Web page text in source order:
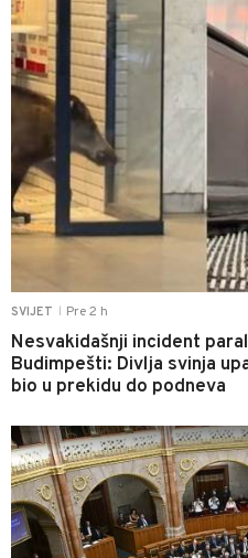
SVIJET Pre 2 h
Nesvakidašnji incident
Budimpešti: Divlja svinja
bio u prekidu do podneva